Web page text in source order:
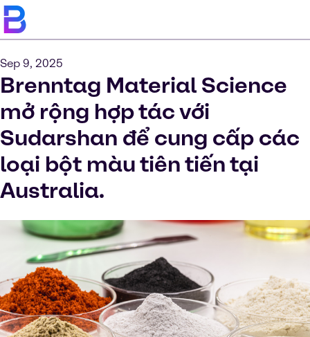
Sep 9, 2025
Brenntag Material Science
mở rộng hợp tác với
Sudarshan để cung cấp các
loại bột màu tiên tiến tại
Australia.